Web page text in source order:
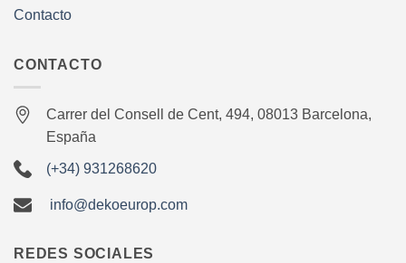
Contacto
CONTACTO
Carrer del Consell de Cent, 494, 08013 Barcelona,
España
(+34) 931268620
info@dekoeurop.com
REDES SOCIALES